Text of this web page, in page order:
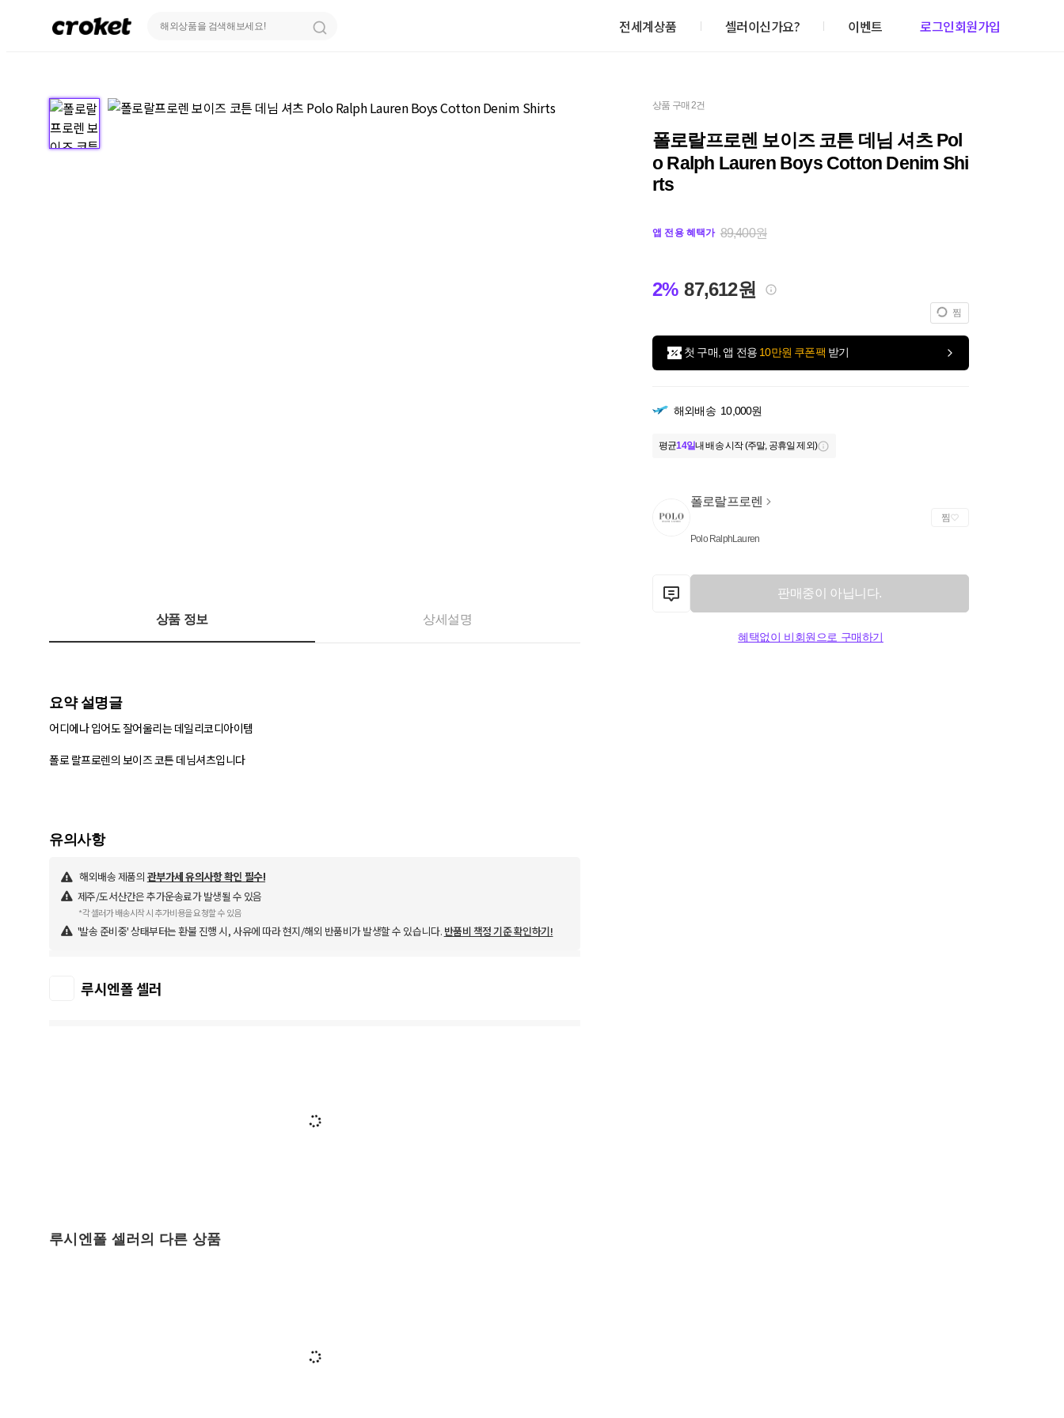
전세계상품 셀러이신가요? 이벤트 로그인회원가입
상품 구매 2건
폴로랄프로렌 보이즈 코튼 데님 셔츠 Pol
o Ralph Lauren Boys Cotton Denim Shi
rts
앱 전용 혜택가 89,400원
2% 87,612원
찜
첫 구매, 앱 전용 10만원 쿠폰팩 받기
해외배송 10,000원
평균14일내 배송 시작 (주말, 공휴일 제외)
폴로랄프로렌
Polo RalphLauren
찜
판매중이 아닙니다.
혜택없이 비회원으로 구매하기
상품 정보 상세설명
요약 설명글
어디에나 입어도 잘어울리는 데일리코디아이템
폴로 랄프로렌의 보이즈 코튼 데님셔츠입니다
유의사항
해외배송 제품의 관부가세 유의사항 확인 필수!
제주/도서산간은 추가운송료가 발생될 수 있음
*각 셀러가 배송시작 시 추가비용을 요청할 수 있음
'발송 준비중' 상태부터는 환불 진행 시, 사유에 따라 현지/해외 반품비가 발생할 수 있습니다. 반품비 책정 기준 확인하기!
루시엔폴 셀러
루시엔폴 셀러의 다른 상품